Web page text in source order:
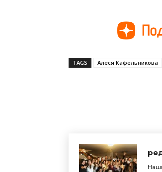
TAGS Алеся Кафельникова